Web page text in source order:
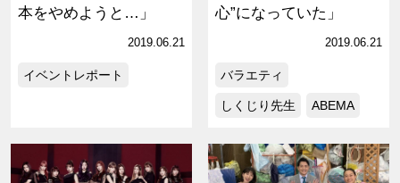
本をやめようと…」
2019.06.21
イベントレポート
心”になっていた」
2019.06.21
バラエティ
しくじり先生 ABEMA